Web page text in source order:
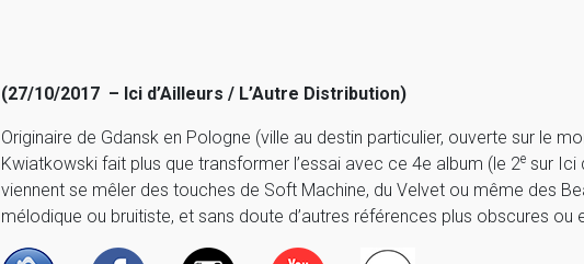
(27/10/2017 – Ici d’Ailleurs / L’Autre Distribution)
Originaire de Gdansk en Pologne (ville au destin particulier, ouverte sur le
Kwiatkowski fait plus que transformer l’essai avec ce 4e album (le 2e sur Ici
viennent se mêler des touches de Soft Machine, du Velvet ou même des
mélodique ou bruitiste, et sans doute d’autres références plus obscures ou